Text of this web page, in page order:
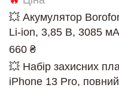
💥 Акумулятор
Li-ion, 3,85 В, 3085
660 ₴
💥 Набір захисних
iPhone 13 Pro,